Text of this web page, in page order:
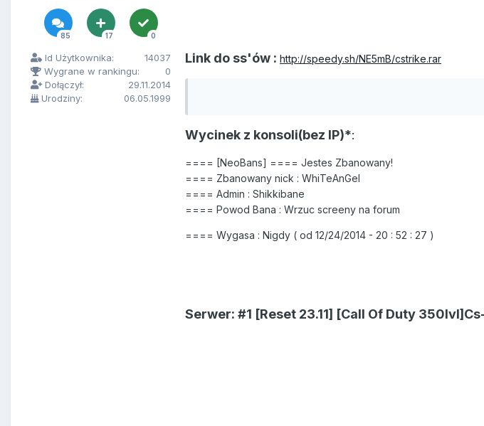
85 17 0
Id Użytkownika:
14037
Wygrane w rankingu:
0
Dołączył:
29.11.2014
Urodziny:
06.05.1999
Link do ss'ów : http://speedy.sh/NE5mB/cstrike.rar
Wycinek z konsoli(bez IP)*:
==== [NeoBans] ==== Jestes Zbanowany!
==== Zbanowany nick : WhiTeAnGel
==== Admin : Shikkibane
==== Powod Bana : Wrzuc screeny na forum
==== Wygasa : Nigdy ( od 12/24/2014 - 20 : 52 : 27 )
Serwer: #1 [Reset 23.11] [Call Of Duty